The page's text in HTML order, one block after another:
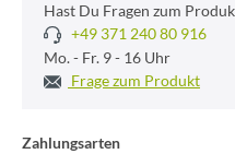
Hast Du Fragen zum
+49 371 240 80 916
Mo. - Fr. 9 - 16 Uhr
Frage zum Produkt
Zahlungsarten